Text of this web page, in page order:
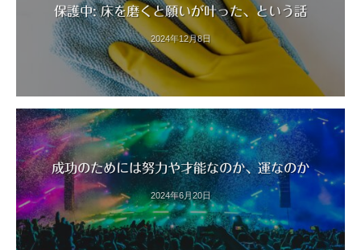
保護中: 床を磨くと願いが叶った、という話
2024年12月8日
成功のためには努力や才能なのか、運なのか
2024年6月20日